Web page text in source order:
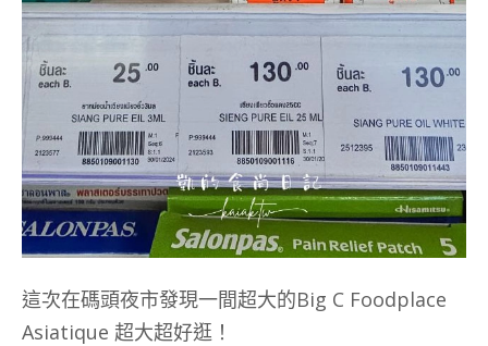
這次在碼頭夜市發現一間超大的Big C Foodplace
Asiatique 超大超好逛！